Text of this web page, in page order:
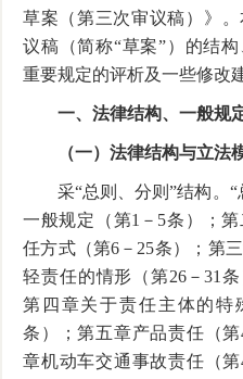
草案（第三次审议稿）》
议稿（简称“草案”）的结
重要规定的评析及一些修改
一、法律结构、一般规
（一）法律结构与立法
采“总则、分则”结构。
一般规定（第1－5条）；
任方式（第6－25条）；第
轻责任的情形（第26－31条
第四章关于责任主体的特
条）；第五章产品责任（
章机动车交通事故责任（